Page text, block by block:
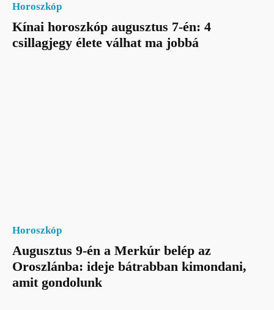
Horoszkóp
Kínai horoszkóp augusztus 7-én: 4
csillagjegy élete válhat ma jobbá
Horoszkóp
Augusztus 9-én a Merkúr belép az
Oroszlánba: ideje bátrabban kimondani,
amit gondolunk